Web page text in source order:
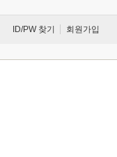
ID/PW 찾기 회원가입